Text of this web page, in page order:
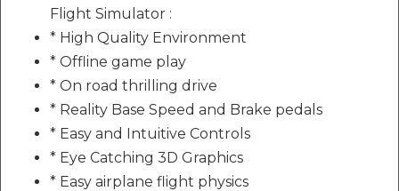
Flight Simulator :
* High Quality Environment
* Offline game play
* On road thrilling drive
* Reality Base Speed and Brake pedals
* Easy and Intuitive Controls
* Eye Catching 3D Graphics
* Easy airplane flight physics